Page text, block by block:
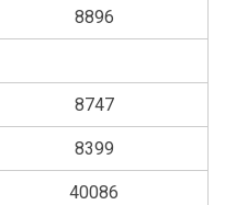
8896
8747
8399
40086